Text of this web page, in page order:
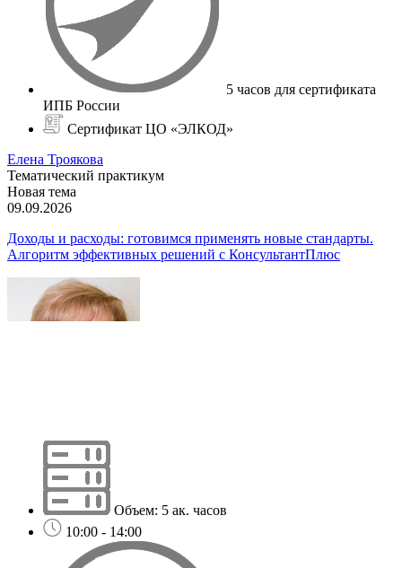
5 часов для сертификата
ИПБ России
Сертификат ЦО «ЭЛКОД»
Елена Троякова
Тематический практикум
Новая тема
09.09.2026
Доходы и расходы: готовимся применять новые стандарты.
Алгоритм эффективных решений с КонсультантПлюс
Объем: 5 ак. часов
10:00 - 14:00